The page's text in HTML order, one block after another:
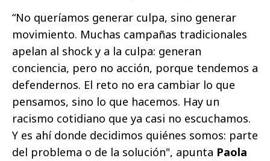
“No queríamos generar culpa, sino generar
movimiento. Muchas campañas tradicionales
apelan al shock y a la culpa: generan
conciencia, pero no acción, porque tendemos a
defendernos. El reto no era cambiar lo que
pensamos, sino lo que hacemos. Hay un
racismo cotidiano que ya casi no escuchamos.
Y es ahí donde decidimos quiénes somos: parte
del problema o de la solución", apunta Paola